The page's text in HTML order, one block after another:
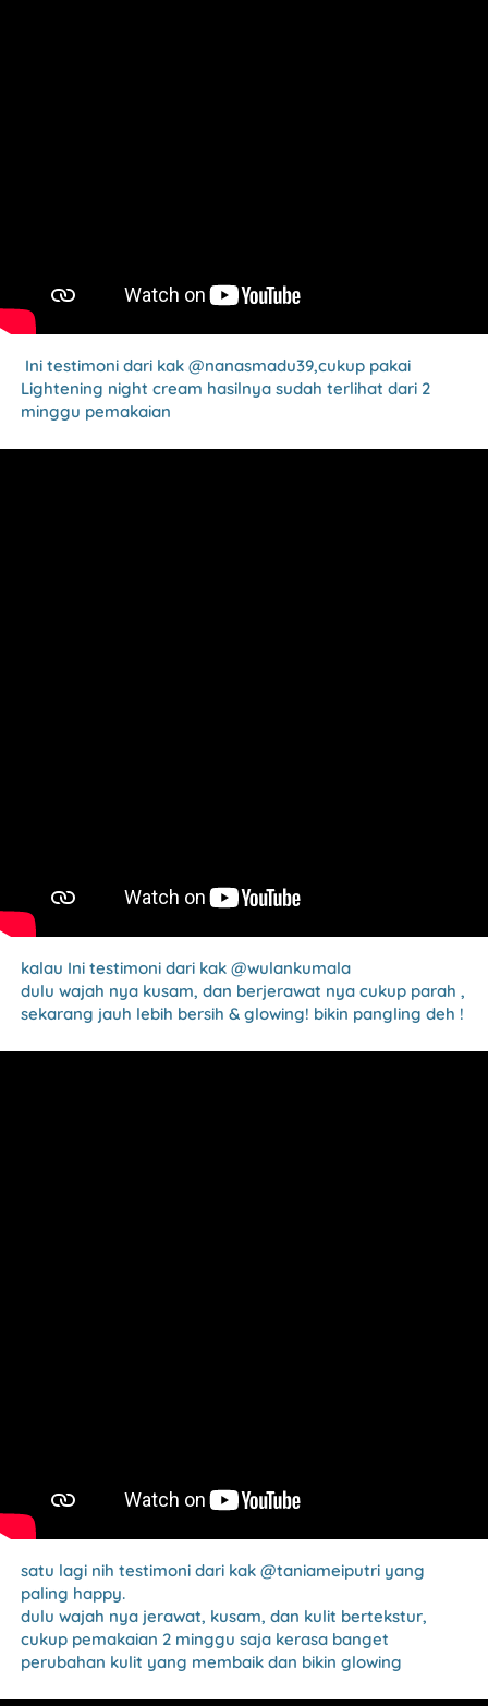
Ini testimoni dari kak @nanasmadu39,cukup pakai
Lightening night cream hasilnya sudah terlihat dari 2
minggu pemakaian
kalau Ini testimoni dari kak @wulankumala
dulu wajah nya kusam, dan berjerawat nya cukup parah ,
sekarang jauh lebih bersih & glowing! bikin pangling deh !
satu lagi nih testimoni dari kak @taniameiputri yang
paling happy.
dulu wajah nya jerawat, kusam, dan kulit bertekstur,
cukup pemakaian 2 minggu saja kerasa banget
perubahan kulit yang membaik dan bikin glowing